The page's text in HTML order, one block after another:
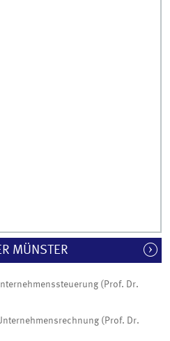
MÜNSTER
(Prof. Dr.
(Prof. Dr.